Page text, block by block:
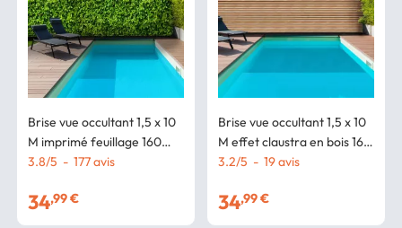
Brise vue occultant 1,5 x 10
M imprimé feuillage 160
gr/m²
3.8/5 - 177avis
34,99 €
Brise vue occultant 1,5 x 10
M effet claustra en bois 160
gr/m²
3.2/5 - 19avis
34,99 €